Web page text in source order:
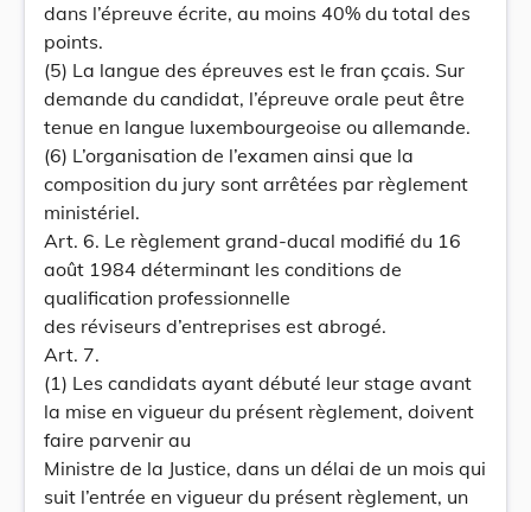
dans l’épreuve écrite, au moins 40% du total des
points.
(5) La langue des épreuves est le fran çcais. Sur
demande du candidat, l’épreuve orale peut être
tenue en langue luxembourgeoise ou allemande.
(6) L’organisation de l’examen ainsi que la
composition du jury sont arrêtées par règlement
ministériel.
Art. 6. Le règlement grand-ducal modifié du 16
août 1984 déterminant les conditions de
qualification professionnelle
des réviseurs d’entreprises est abrogé.
Art. 7.
(1) Les candidats ayant débuté leur stage avant
la mise en vigueur du présent règlement, doivent
faire parvenir au
Ministre de la Justice, dans un délai de un mois qui
suit l’entrée en vigueur du présent règlement, un